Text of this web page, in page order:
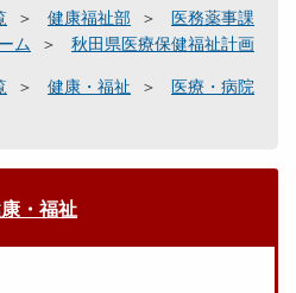
健康福祉部
医務薬事課
ム
秋田県医療保健福祉計画
健康・福祉
医療・病院
・福祉